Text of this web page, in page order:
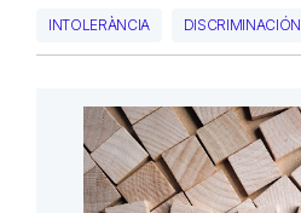
INTOLERÀNCIA DISCRIMINACIÓN